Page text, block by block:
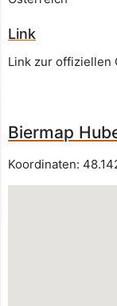
Link
Link zur offiziellen
Biermap
Koordinaten: